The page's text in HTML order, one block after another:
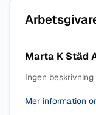
Marta K Städ
Ingen
Mer information